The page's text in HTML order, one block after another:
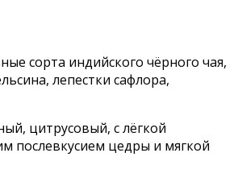
сорта индийского чёрного чая,
лепестки сафлора,
цитрусовый, с лёгкой
послевкусием цедры и мягкой